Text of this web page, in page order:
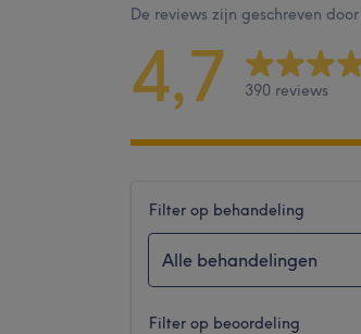
De reviews zijn geschreven
4,7 390 reviews
Filter op behandeling
Alle behandelingen
Filter op beoordeling